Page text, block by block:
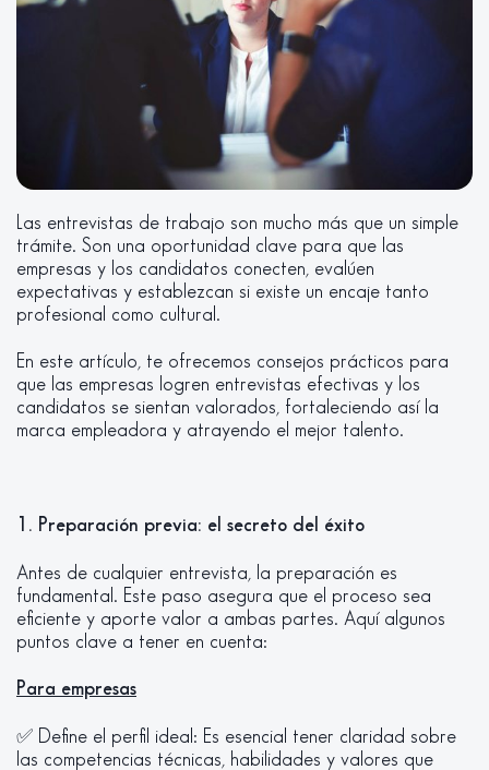
Las entrevistas de trabajo son mucho más que un simple
trámite. Son una oportunidad clave para que las
empresas y los candidatos conecten, evalúen
expectativas y establezcan si existe un encaje tanto
profesional como cultural.
En este artículo, te ofrecemos consejos prácticos para
que las empresas logren entrevistas efectivas y los
candidatos se sientan valorados, fortaleciendo así la
marca empleadora y atrayendo el mejor talento.
1. Preparación previa: el secreto del éxito
Antes de cualquier entrevista, la preparación es
fundamental. Este paso asegura que el proceso sea
eficiente y aporte valor a ambas partes. Aquí algunos
puntos clave a tener en cuenta:
Para empresas
✅ Define el perfil ideal: Es esencial tener claridad sobre
las competencias técnicas, habilidades y valores que